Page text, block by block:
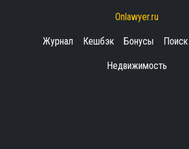
Onlawyer.ru
Журнал Кешбэк Бонусы Поиск
Недвижимость